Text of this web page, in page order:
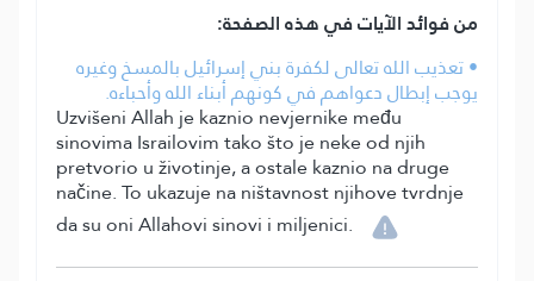
من فوائد الآيات في هذه الصفحة:
• تعذيب الله تعالى لكفرة بني إسرائيل بالمسخ وغيره
يوجب إبطال دعواهم في كونهم أبناء الله وأحباءه.
Uzvišeni Allah je kaznio nevjernike među
sinovima Israilovim tako što je neke od njih
pretvorio u životinje, a ostale kaznio na druge
načine. To ukazuje na ništavnost njihove tvrdnje
da su oni Allahovi sinovi i miljenici.